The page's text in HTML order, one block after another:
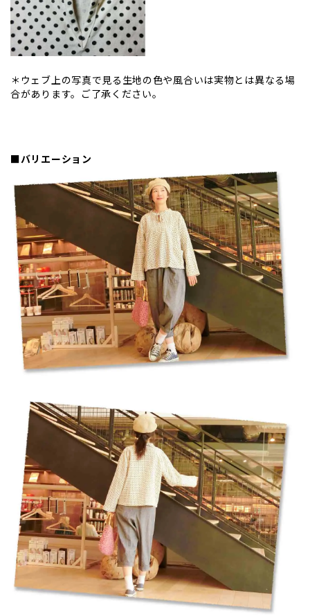
＊ウェブ上の写真で見る生地の色や風合いは実物とは異なる場
合があります。ご了承ください。
■バリエーション